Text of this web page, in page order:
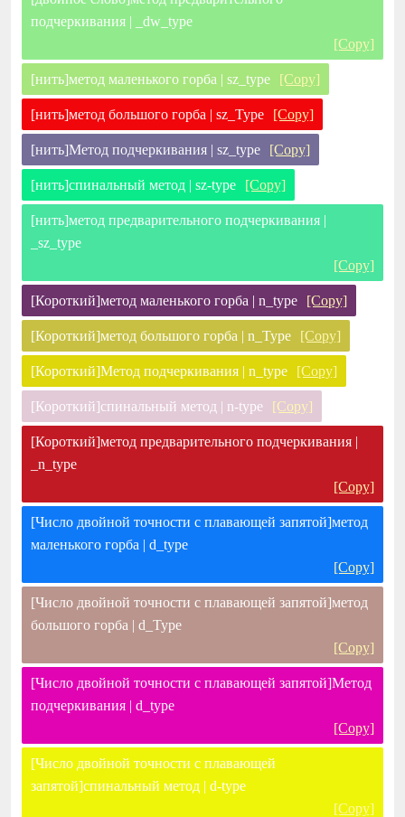
подчеркивания | _dw_type
[Copy]
[нить]метод маленького горба | sz_type [Copy]
[нить]метод большого горба | sz_Type [Copy]
[нить]Метод подчеркивания | sz_type [Copy]
[нить]спинальный метод | sz-type [Copy]
[нить]метод предварительного подчеркивания |
_sz_type
[Copy]
[Короткий]метод маленького горба | n_type [Copy]
[Короткий]метод большого горба | n_Type [Copy]
[Короткий]Метод подчеркивания | n_type [Copy]
[Короткий]спинальный метод | n-type [Copy]
[Короткий]метод предварительного подчеркивания |
_n_type
[Copy]
[Число двойной точности с плавающей запятой]метод
маленького горба | d_type
[Copy]
[Число двойной точности с плавающей запятой]метод
большого горба | d_Type
[Copy]
[Число двойной точности с плавающей запятой]Метод
подчеркивания | d_type
[Copy]
[Число двойной точности с плавающей
запятой]спинальный метод | d-type
[Copy]